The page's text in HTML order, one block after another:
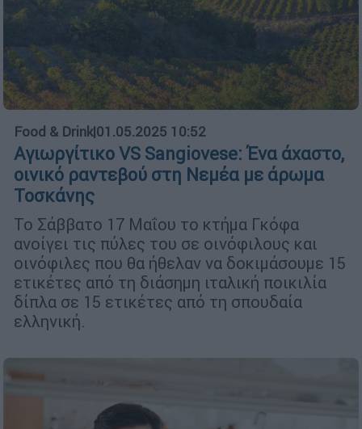
Food & Drink|01.05.2025 10:52
Αγιωργίτικο VS Sangiovese: Ένα άχαστο,
οινικό ραντεβού στη Νεμέα με άρωμα
Τοσκάνης
Το Σάββατο 17 Μαΐου το κτήμα Γκόφα
ανοίγει τις πύλες του σε οινόφιλους και
οινόφιλες που θα ήθελαν να δοκιμάσουμε 15
ετικέτες από τη διάσημη ιταλική ποικιλία
δίπλα σε 15 ετικέτες από τη σπουδαία
ελληνική.